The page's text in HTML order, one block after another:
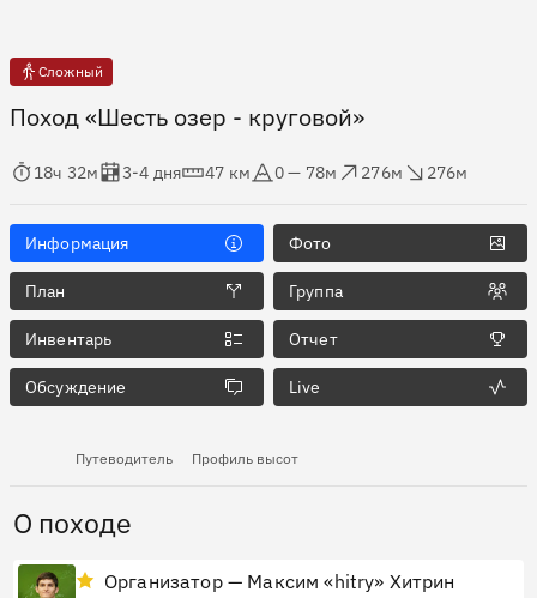
Сложный
Поход «Шесть озер - круговой»
в пути
18ч 32м
Оценка в днях
3-4 дня
Дистанция
47 км
Абсолютная высота
0 — 78м
Набор высоты
276м
Сброс высоты
276м
Информация Фото
План Группа
Инвентарь Отчет
Обсуждение Live
Путеводитель Профиль высот
О походе
Организатор — Максим «hitry» Хитрин